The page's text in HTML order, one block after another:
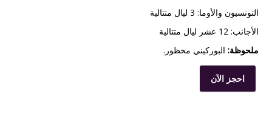
التونسيون والأوما: 3 ليال متتالية
الأجانب: 12 عشر ليال متتالية
ملحوظة: البوركيني محظور.
احجز الآن